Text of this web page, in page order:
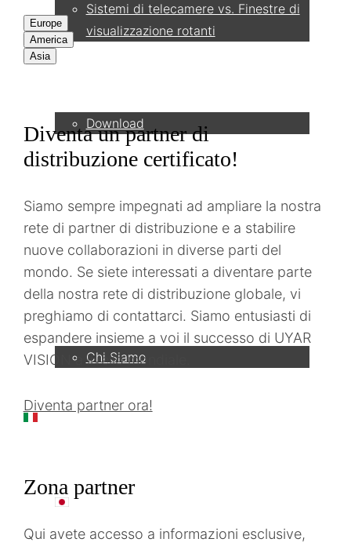
Sistemi di telecamere vs. Finestre di
visualizzazione rotanti
Download
Partner
Contatto
Azienda
Chi Siamo
IT
日本語
Europe
America
Asia
Diventa un partner di
distribuzione certificato!
Siamo sempre impegnati ad ampliare la nostra
rete di partner di distribuzione e a stabilire
nuove collaborazioni in diverse parti del
mondo. Se siete interessati a diventare parte
della nostra rete di distribuzione globale, vi
preghiamo di contattarci. Siamo entusiasti di
espandere insieme a voi il successo di UYAR
VISION a livello mondiale.
Diventa partner ora!
Zona partner
Qui avete accesso a informazioni esclusive,